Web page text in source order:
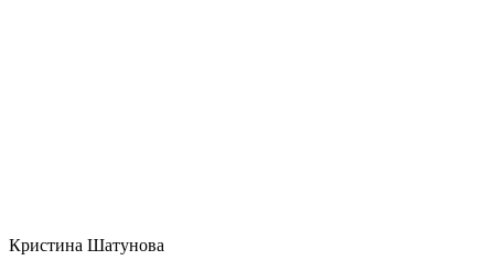
Кристина Шатунова